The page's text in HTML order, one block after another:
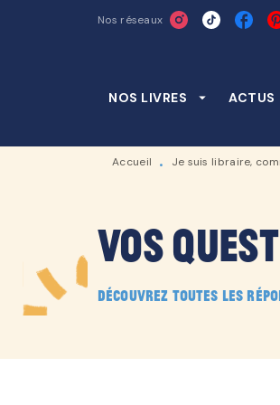
RECHERCHE
Nos réseaux
NOS LIVRES arrow_drop_down ACTUS
Accueil • Je suis libraire,
Vos
Découvrez toutes les